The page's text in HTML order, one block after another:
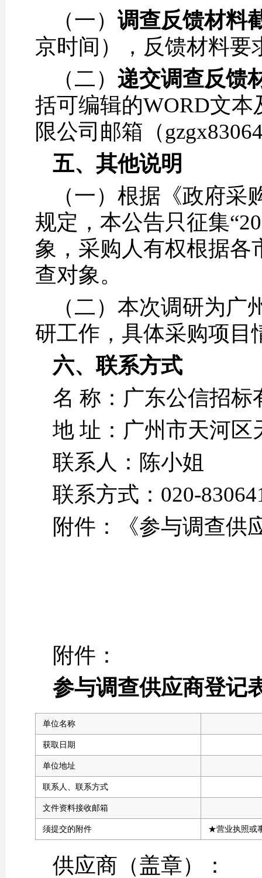
（一） 调查反馈材料
京时间），反馈材料要
（二） 递交调查反馈
括可编辑的WORD文
限公司邮箱（
五、 其他说明
（一）根据《政府
规定，本公告只征集
象，采购人有权根据各
查对象。
（二）本次调研为
研工作，具体采购项目
六、联系方式
名 称：广东公信招标
地 址：广州市天河区
联系人：陈小姐
联系方式：020-
附件：《参与调查供
附件：
参与调查供应商登记
单位名称
获取日期
单位地址
联系人、联系方式
文件资料接收邮箱
须提交的附件 ★营业执照或
供应商（盖章